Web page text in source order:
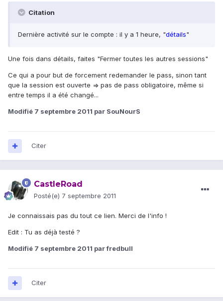
Citation
Dernière activité sur le compte : il y a 1 heure, "détails"
Une fois dans détails, faites "Fermer toutes les autres sessions"
Ce qui a pour but de forcement redemander le pass, sinon tant
que la session est ouverte => pas de pass obligatoire, même si
entre temps il a été changé...
Modifié 7 septembre 2011 par SouNourS
Citer
CastleRoad
Posté(e) 7 septembre 2011
Je connaissais pas du tout ce lien. Merci de l'info !
Edit : Tu as déjà testé ?
Modifié 7 septembre 2011 par fredbull
Citer